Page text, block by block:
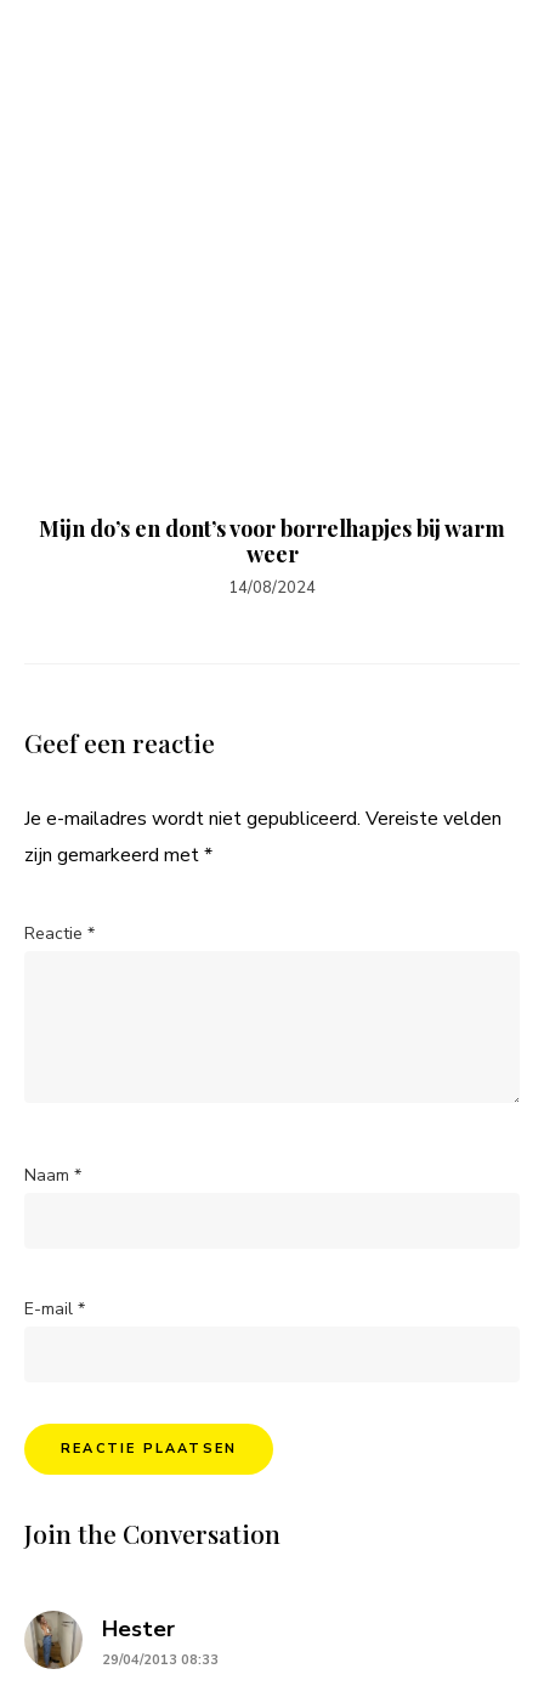
Mijn do’s en dont’s voor borrelhapjes bij warm
weer
14/08/2024
Geef een reactie
Je e-mailadres wordt niet gepubliceerd. Vereiste velden
zijn gemarkeerd met*
Reactie *
Naam *
E-mail *
Join the Conversation
Hestersays:
29/04/2013 08:33